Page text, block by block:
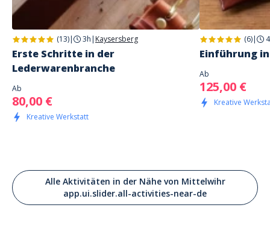
(13)| 3h | Kaysersberg
Erste Schritte in der
Lederwarenbranche
Ab
80,00 €
Kreative Werkstatt
(6)|
Einführung
Ab
125,00 €
Kreative
Alle Aktivitäten in der Nähe von Mittelwihr
app.ui.slider.all-activities-near-de